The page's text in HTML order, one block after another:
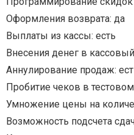
Оформления возврата: да
Выплаты из кассы: есть
Внесения денег в
Аннулирование продаж:
Пробитие чеков в
Умножение цены на
Возможность подсчета